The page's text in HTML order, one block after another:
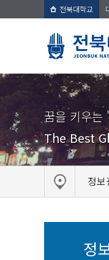
전북대학교
꿈을 키우는
The Best
정보
정